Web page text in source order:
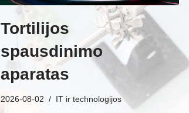
Tortilijos
spausdinimo
aparatas
2026-08-02 IT ir technologijos